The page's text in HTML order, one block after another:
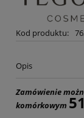
Kod produktu:
Opis
Zamówienie
komórkowym